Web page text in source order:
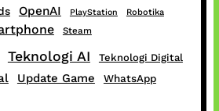
OpenAI PlayStation Robotika
Steam
Teknologi AI Teknologi Digital
Update Game WhatsApp